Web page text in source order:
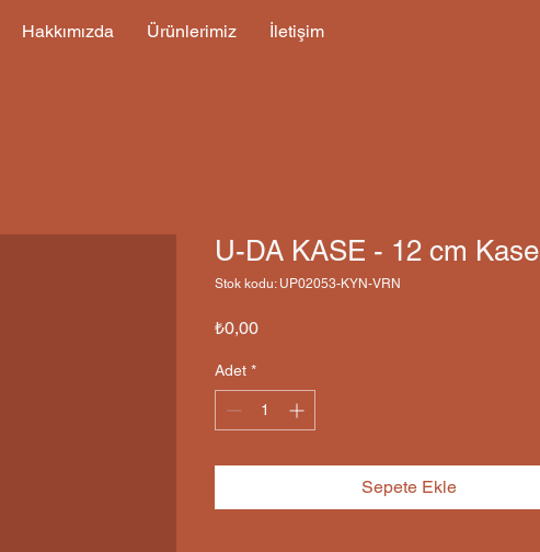
Hakkımızda Ürünlerimiz İletişim
U-DA KASE - 12 cm Kase
Stok kodu: UP02053-KYN-VRN
₺0,00Fiyat
Adet *
Sepete Ekle